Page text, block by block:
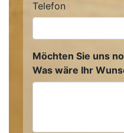
Telefon
Möchten Sie uns
Was wäre Ihr